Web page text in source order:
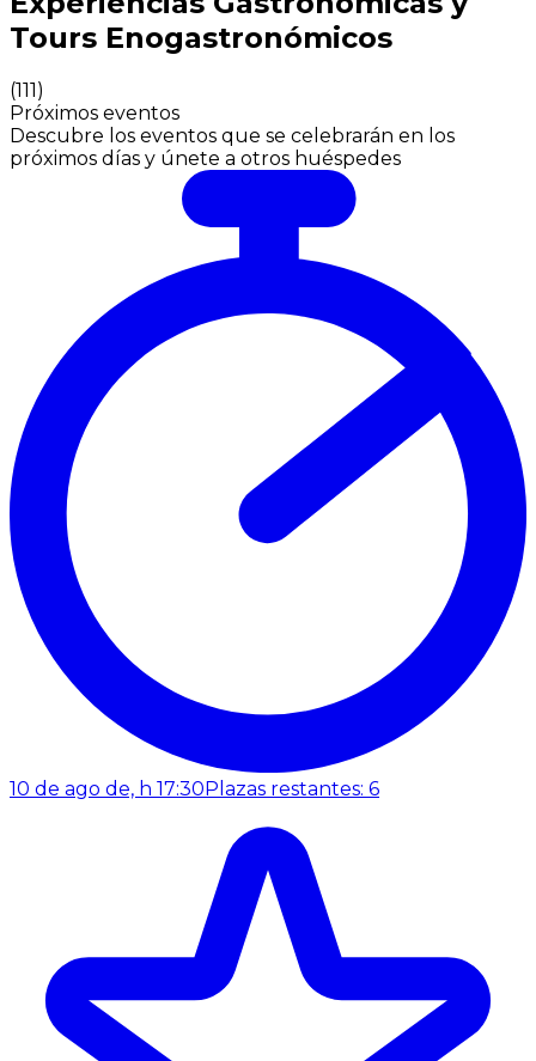
Tours Enogastronómicos
(111)
Próximos eventos
Descubre los eventos que se celebrarán en los
próximos días y únete a otros huéspedes
10 de ago de, h 17:30 Plazas restantes: 6